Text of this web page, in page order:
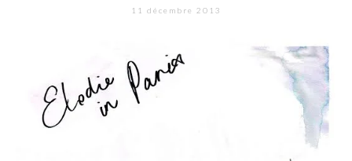
11 décembre 2013